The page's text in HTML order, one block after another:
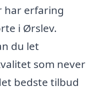
har erfaring
i Ørslev.
du let
som never
bedste tilbud